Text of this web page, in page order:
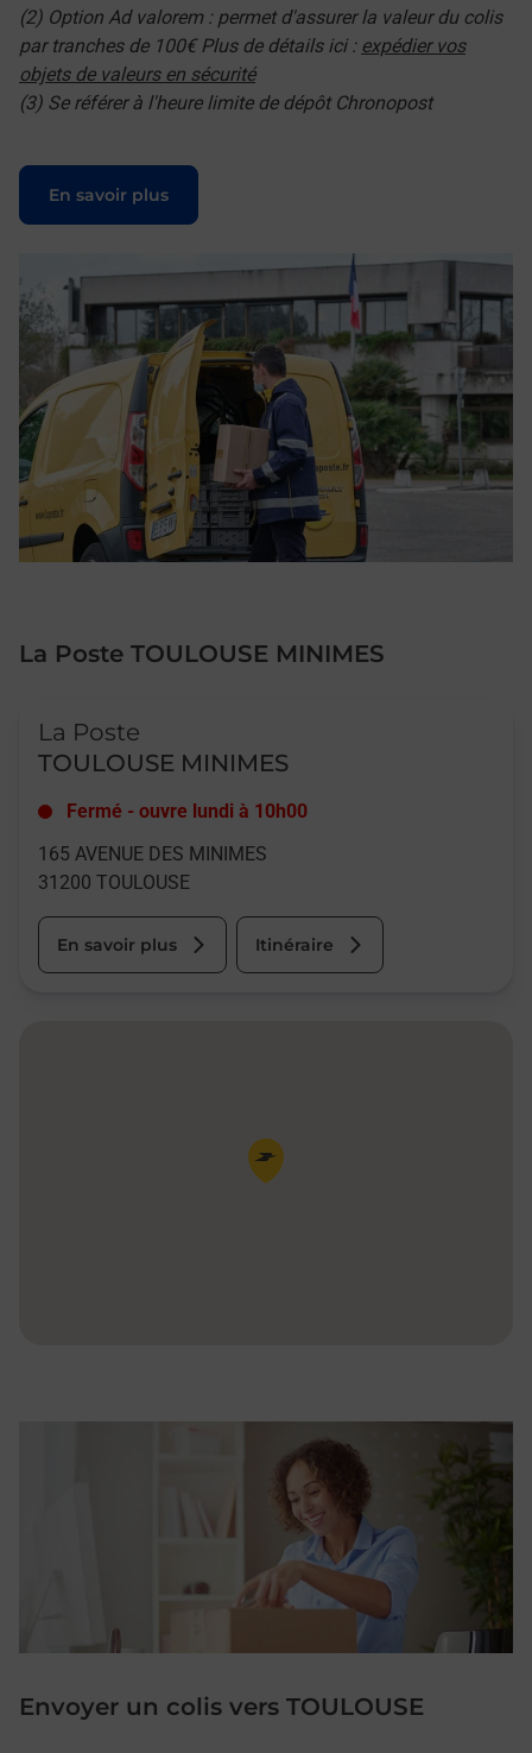
(2) Option Ad valorem : permet d'assurer la valeur du colis
par tranches de 100€ Plus de détails ici : expédier vos
objets de valeurs en sécurité
(3) Se référer à l'heure limite de dépôt Chronopost
En savoir plus
Le lien s'ouvre dans un nouvel onglet
La Poste TOULOUSE MINIMES
La Poste
TOULOUSE MINIMES
Fermé - ouvre lundi à 10h00
165 AVENUE DES MINIMES
31200 TOULOUSE
En savoir plus Itinéraire
Pin de la carte
Envoyer un colis vers TOULOUSE